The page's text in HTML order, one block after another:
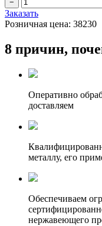
Заказать
Розничная цена: 38230
8 причин,
Оперативно
доставляем
металлу, его
Обеспечиваем
нержавеющего